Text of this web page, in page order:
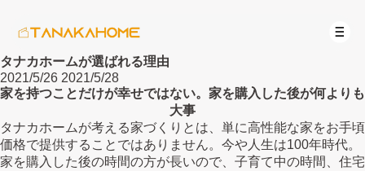
タナカホームが選ばれる理由
2021/5/26 2021/5/28
家を持つことだけが幸せではない。家を購入した後が何よりも
大事
タナカホームが考える家づくりとは、単に高性能な家をお手頃
価格で提供することではありません。今や人生は100年時代。
家を購入した後の時間の方が長いので、子育て中の時間、住宅